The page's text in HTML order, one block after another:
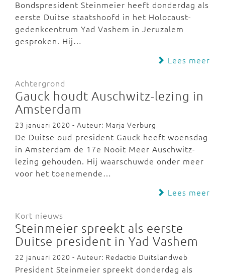
Bondspresident Steinmeier heeft donderdag als
eerste Duitse staatshoofd in het Holocaust-
gedenkcentrum Yad Vashem in Jeruzalem
gesproken. Hij…
Lees meer
Achtergrond
Gauck houdt Auschwitz-lezing in
Amsterdam
23 januari 2020 - Auteur: Marja Verburg
De Duitse oud-president Gauck heeft woensdag
in Amsterdam de 17e Nooit Meer Auschwitz-
lezing gehouden. Hij waarschuwde onder meer
voor het toenemende…
Lees meer
Kort nieuws
Steinmeier spreekt als eerste
Duitse president in Yad Vashem
22 januari 2020 - Auteur: Redactie Duitslandweb
President Steinmeier spreekt donderdag als